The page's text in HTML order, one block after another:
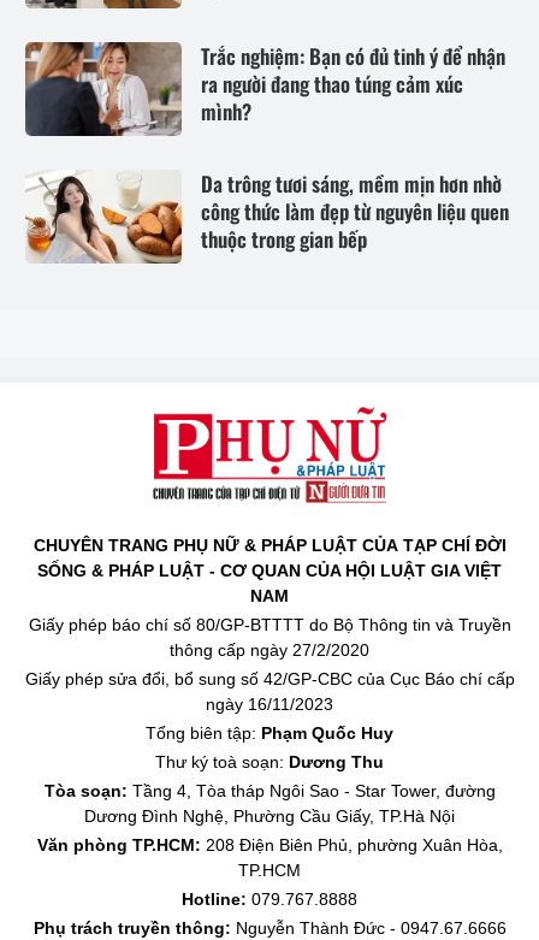
Trắc nghiệm: Bạn có đủ tinh ý để nhận
ra người đang thao túng cảm xúc
mình?
Da trông tươi sáng, mềm mịn hơn nhờ
công thức làm đẹp từ nguyên liệu quen
thuộc trong gian bếp
CHUYÊN TRANG PHỤ NỮ & PHÁP LUẬT CỦA TẠP CHÍ ĐỜI
SỐNG & PHÁP LUẬT - CƠ QUAN CỦA HỘI LUẬT GIA VIỆT
NAM
Giấy phép báo chí số 80/GP-BTTTT do Bộ Thông tin và Truyền
thông cấp ngày 27/2/2020
Giấy phép sửa đổi, bổ sung số 42/GP-CBC của Cục Báo chí cấp
ngày 16/11/2023
Tổng biên tập: Phạm Quốc Huy
Thư ký toà soạn: Dương Thu
Tòa soạn: Tầng 4, Tòa tháp Ngôi Sao - Star Tower, đường
Dương Đình Nghệ, Phường Cầu Giấy, TP.Hà Nội
Văn phòng TP.HCM: 208 Điện Biên Phủ, phường Xuân Hòa,
TP.HCM
Hotline: 079.767.8888
Phụ trách truyền thông: Nguyễn Thành Đức - 0947.67.6666